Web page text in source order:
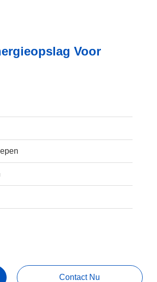
Voor
Contact Nu